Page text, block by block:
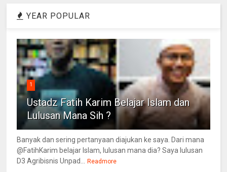
YEAR POPULAR
1
Ustadz Fatih Karim Belajar Islam dan
Lulusan Mana Sih ?
Banyak dan sering pertanyaan diajukan ke saya. Dari mana
@FatihKarim belajar Islam, lulusan mana dia? Saya lulusan
D3 Agribisnis Unpad... Readmore